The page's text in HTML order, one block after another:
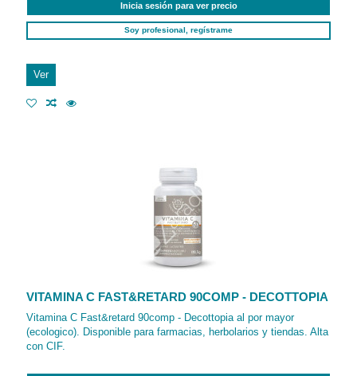
Inicia sesión para ver precio
Soy profesional, regístrame
Ver
VITAMINA C FAST&RETARD 90COMP - DECOTTOPIA
Vitamina C Fast&retard 90comp - Decottopia al por mayor
(ecologico). Disponible para farmacias, herbolarios y tiendas. Alta
con CIF.